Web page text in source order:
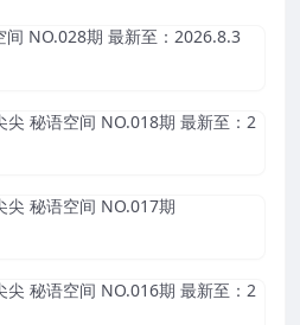
NO.028期 最新至：2026.8.3
尖 秘语空间 NO.018期 最新至：2
尖 秘语空间 NO.017期
尖 秘语空间 NO.016期 最新至：2